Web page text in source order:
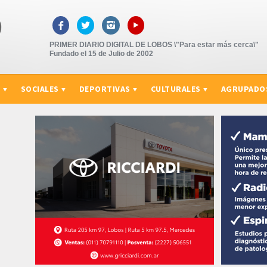
   ▸
PRIMER DIARIO DIGITAL DE LOBOS \"Para estar más cerca\"
Fundado el 15 de Julio de 2002
SOCIALES DEPORTIVAS CULTURALES